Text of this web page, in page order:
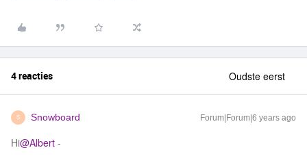
4 reacties Oudste eerst
S Snowboard Forum|Forum|6 years ago
Hi@Albert -